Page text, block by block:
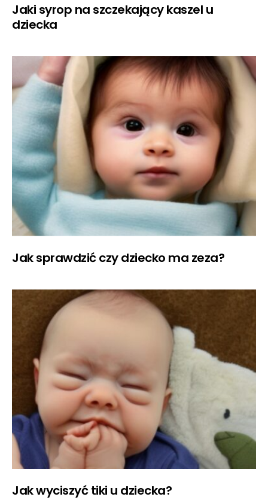
Jaki syrop na szczekający kaszel u
dziecka
Jak sprawdzić czy dziecko ma zeza?
Jak wyciszyć tiki u dziecka?